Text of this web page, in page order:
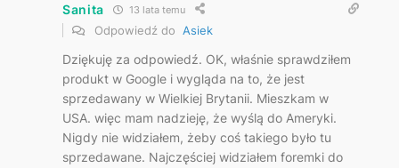
Sanita 13 lata temu
Odpowiedź do Asiek
Dziękuję za odpowiedź. OK, właśnie sprawdziłem
produkt w Google i wygląda na to, że jest
sprzedawany w Wielkiej Brytanii. Mieszkam w
USA. więc mam nadzieję, że wyślą do Ameryki.
Nigdy nie widziałem, żeby coś takiego było tu
sprzedawane. Najczęściej widziałem foremki do